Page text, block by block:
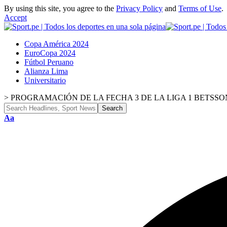
By using this site, you agree to the Privacy Policy and Terms of Use.
Accept
Copa América 2024
EuroCopa 2024
Fútbol Peruano
Alianza Lima
Universitario
> PROGRAMACIÓN DE LA FECHA 3 DE LA LIGA 1
Font
Aa